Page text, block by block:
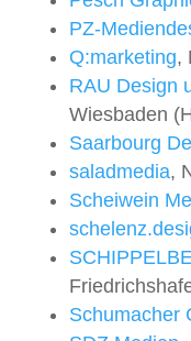
PZ-
Q:marketing,
RAU Design
Wiesbaden
Saarbourg
saladmedia,
Scheiwein
Schumacher